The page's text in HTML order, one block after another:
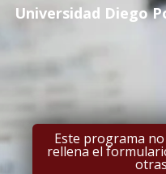
Universidad Diego
Este programa
rellena el